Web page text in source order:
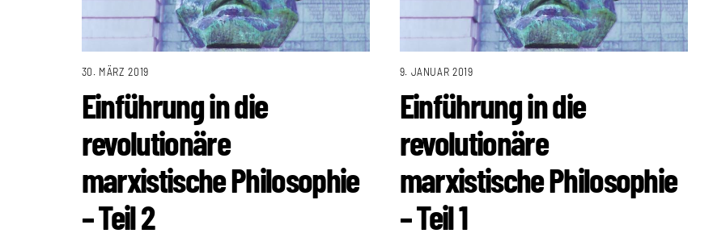
30. MÄRZ 2019
Einführung in die
revolutionäre
marxistische Philosophie
– Teil 2
9. JANUAR 2019
Einführung in die
revolutionäre
marxistische Philosophie
– Teil 1